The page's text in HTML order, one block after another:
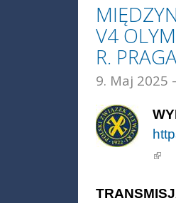
V4
R.
9. Maj 2025
(link